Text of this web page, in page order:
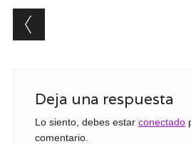
Post navigation
Deja una respuesta
Lo siento, debes estar conectado
comentario.